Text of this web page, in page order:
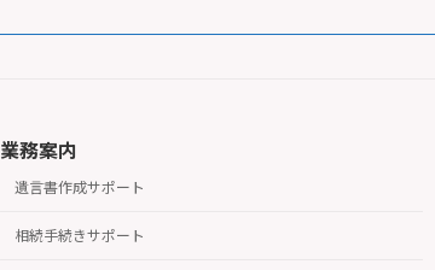
業務案内
遺言書作成サポート
相続手続きサポート